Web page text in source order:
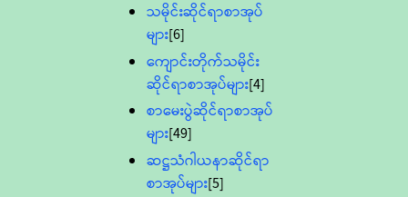
သမိုင်းဆိုင်ရာစာအုပ်
များ[6]
ကျောင်းတိုက်သမိုင်း
ဆိုင်ရာစာအုပ်များ[4]
စာမေးပွဲဆိုင်ရာစာအုပ်
များ[49]
ဆဋ္ဌသံဂါယနာဆိုင်ရာ
စာအုပ်များ[5]